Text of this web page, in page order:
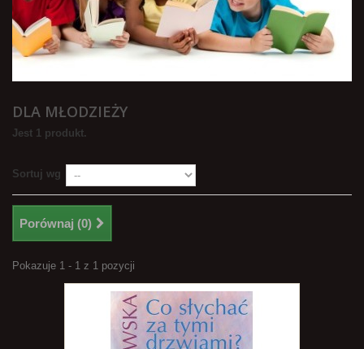
DLA MŁODZIEŻY
Jest 1 produkt.
Sortuj wg
Porównaj (0)
Pokazuje 1 - 1 z 1 pozycji